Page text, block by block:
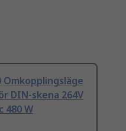
Omkopplingsläge
DIN-skena 264V
480 W